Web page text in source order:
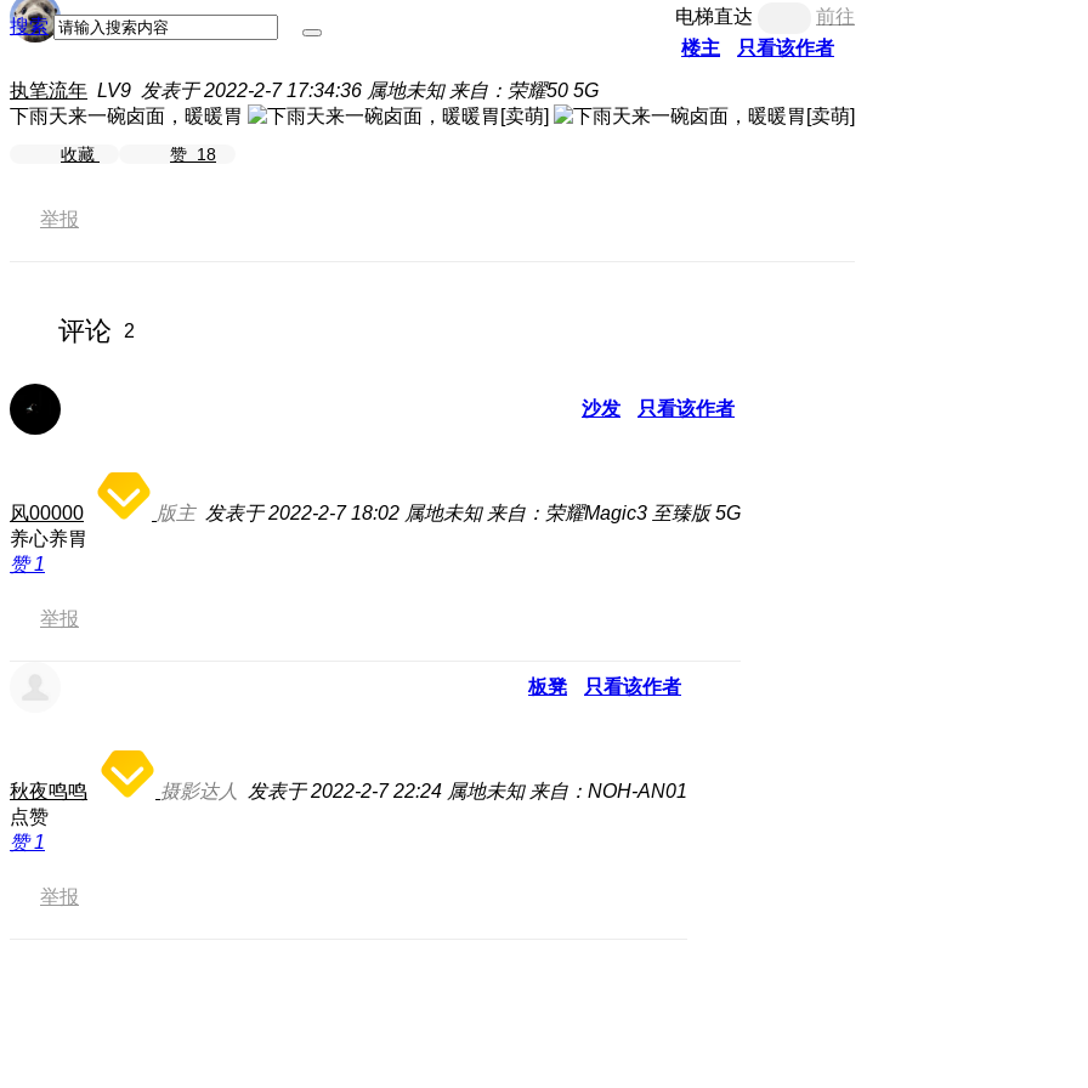
搜索 电梯直达
前往
楼主
只看该作者
执笔流年 LV9 发表于 2022-2-7 17:34:36 属地未知 来自：荣耀50 5G
下雨天来一碗卤面，暖暖胃
收藏 赞 18
举报
评论 2
沙发 只看该作者
风00000 版主 发表于 2022-2-7 18:02 属地未知 来自：荣耀Magic3 至臻版 5G
养心养胃
赞1
举报
板凳 只看该作者
秋夜鸣鸣 摄影达人 发表于 2022-2-7 22:24 属地未知 来自：NOH-AN01
点赞
赞1
举报